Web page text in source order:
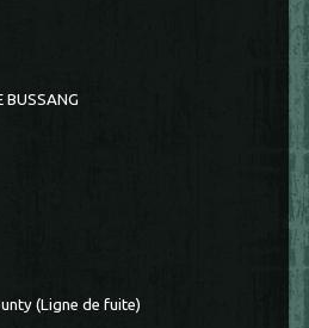
BUSSANG
(Ligne de fuite)